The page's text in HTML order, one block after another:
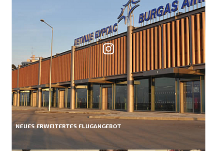
NEUES ERWEITERTES FLUGANGEBOT